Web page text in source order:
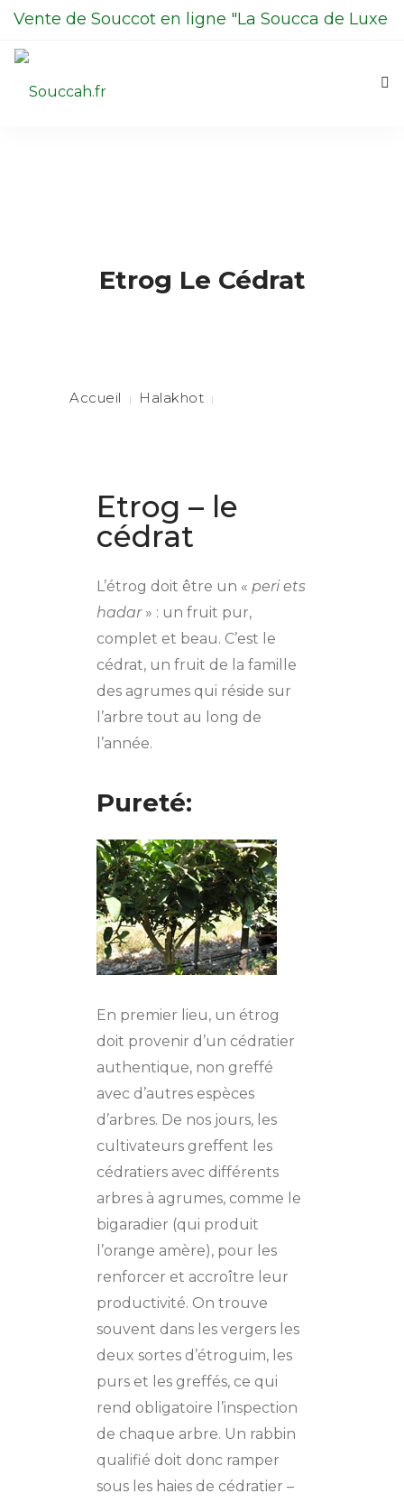
Vente de Souccot en ligne "La Soucca de Luxe
en Kit"
06 98 13 70 00
La Centrale du Etrog
Etrog Le Cédrat
Accueil Halakhot
Etrog – le
cédrat
L’étrog doit être un « peri ets
hadar» : un fruit pur,
complet et beau. C’est le
cédrat, un fruit de la famille
des agrumes qui réside sur
l’arbre tout au long de
l’année.
Pureté:
En premier lieu, un étrog
doit provenir d’un cédratier
authentique, non greffé
avec d’autres espèces
d’arbres. De nos jours, les
cultivateurs greffent les
cédratiers avec différents
arbres à agrumes, comme le
bigaradier (qui produit
l’orange amère), pour les
renforcer et accroître leur
productivité. On trouve
souvent dans les vergers les
deux sortes d’étroguim, les
purs et les greffés, ce qui
rend obligatoire l’inspection
de chaque arbre. Un rabbin
qualifié doit donc ramper
sous les haies de cédratier –